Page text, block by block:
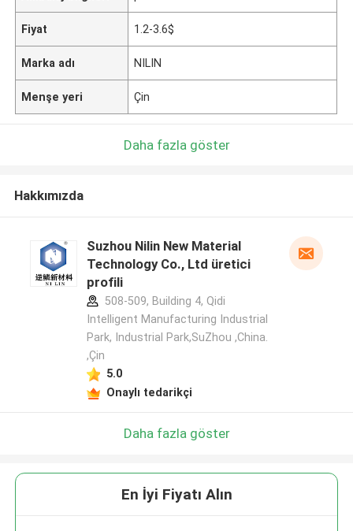
Fiyat 1.2-3.6$
Marka adı NILIN
Menşe yeri Çin
Daha fazla göster
Hakkımızda
Suzhou Nilin New Material
Technology Co., Ltd üretici
profili
508-509, Building 4, Qidi
Intelligent Manufacturing Industrial
Park, Industrial Park,SuZhou ,China.
,Çin
5.0
Onaylı tedarikçi
Daha fazla göster
En İyi Fiyatı Alın